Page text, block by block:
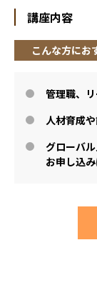
講座内容
こんな方にお
管理職、
人材育成
グローバ
お申し込